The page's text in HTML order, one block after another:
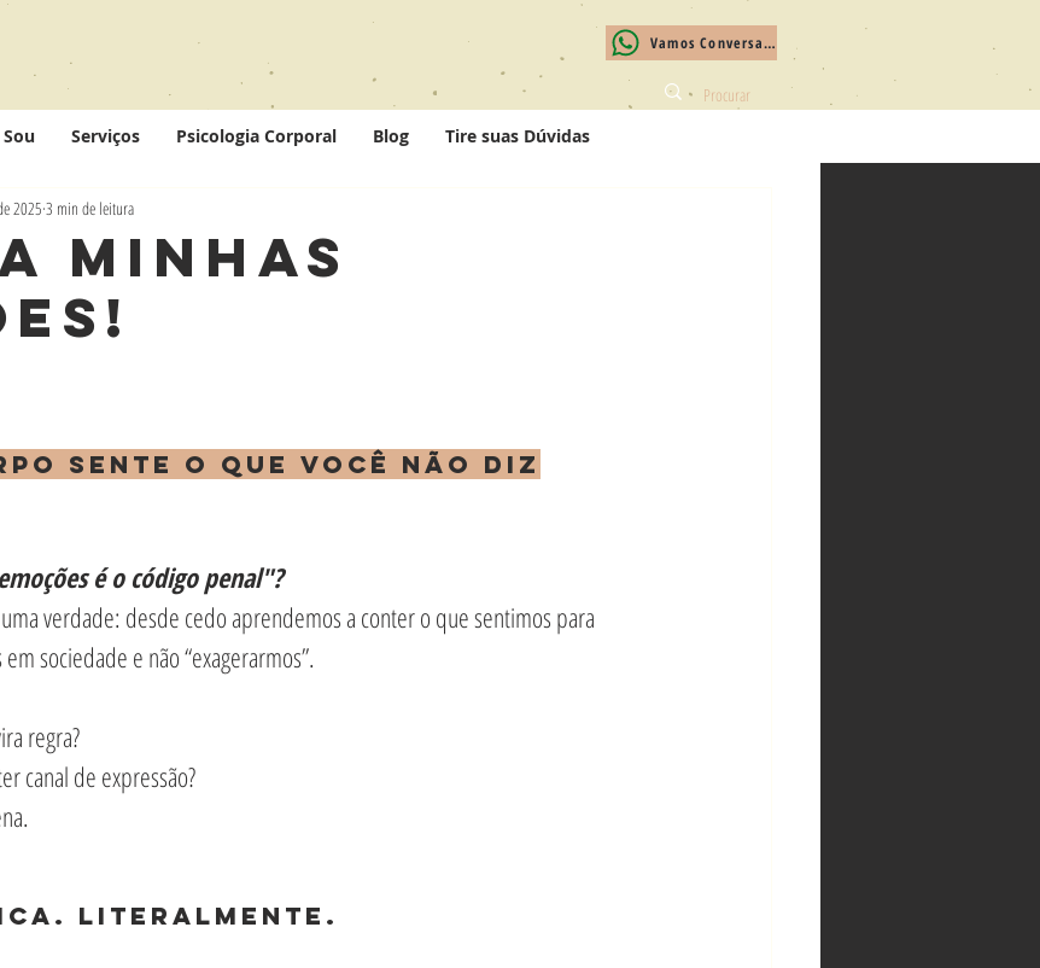
Vamos Conversar?
Serviços Psicologia Corporal Blog Tire suas Dúvidas
Minhas
2025 3 min de leitura
sente o que você não diz
é o código penal"?
verdade: desde cedo aprendemos a conter o que sentimos para
sociedade e não “exagerarmos”.
regra?
canal de expressão?
Literalmente.